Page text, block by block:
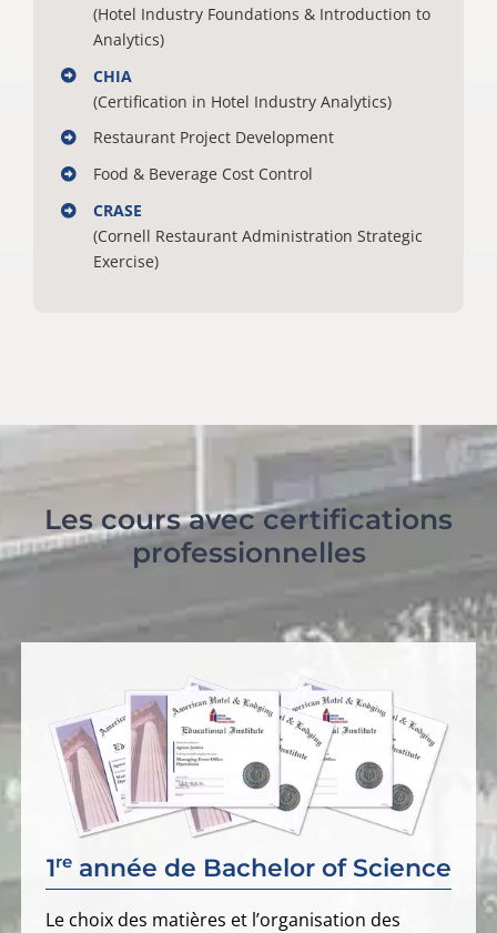
(Hotel Industry Foundations & Introduction to
Analytics)
CHIA
(Certification in Hotel Industry Analytics)
Restaurant Project Development
Food & Beverage Cost Control
CRASE
(Cornell Restaurant Administration Strategic
Exercise)
Les cours avec certifications
professionnelles
1reannée de Bachelor of Science
Le choix des matières et l’organisation des